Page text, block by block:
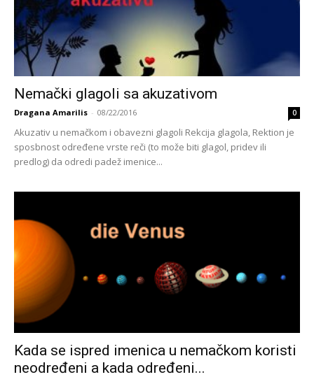
Nemački glagoli sa akuzativom
Dragana Amarilis - 08/22/2016 0
Akuzativ u nemačkom i obavezni glagoli Rekcija glagola, Rektion je
sposbnost određene vrste reči (to može biti glagol, pridev ili
predlog) da odredi padež imenice...
Kada se ispred imenica u nemačkom koristi
neodređeni a kada određeni...